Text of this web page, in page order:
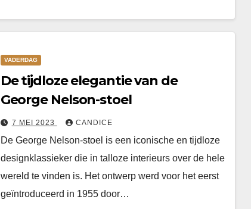
VADERDAG
De tijdloze elegantie van de
George Nelson-stoel
7 MEI 2023 CANDICE
De George Nelson-stoel is een iconische en tijdloze
designklassieker die in talloze interieurs over de hele
wereld te vinden is. Het ontwerp werd voor het eerst
geïntroduceerd in 1955 door…